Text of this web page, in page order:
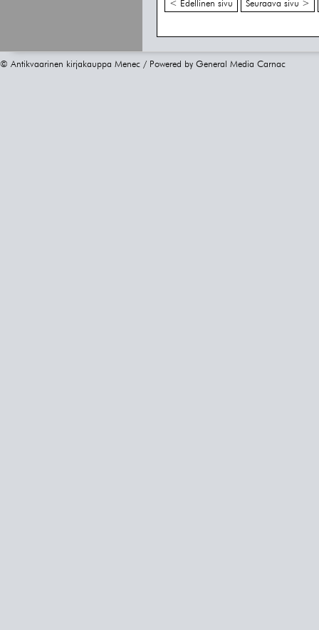
< Edellinen sivu Seuraava sivu >
© Antikvaarinen kirjakauppa Menec / Powered by General Media Carnac